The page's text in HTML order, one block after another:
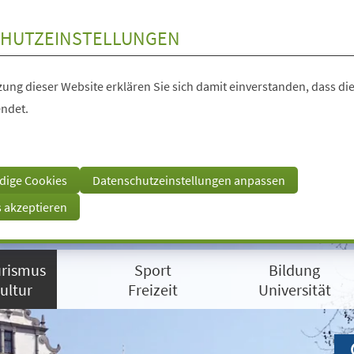
dieser Website erklären Sie sich damit einverstanden, dass
Cookies
Datenschutzeinstellungen anpassen
akzeptieren
Sport
Freizeit
Bildung
Universität